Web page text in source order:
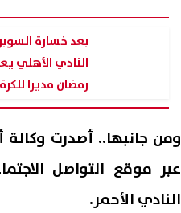
بعد خسارة
النادي الأهلي
رمضان مديرا للكرة
ومن جانبها.. أصدرت وكالة
عبر موقع التواصل
النادي الأحمر.